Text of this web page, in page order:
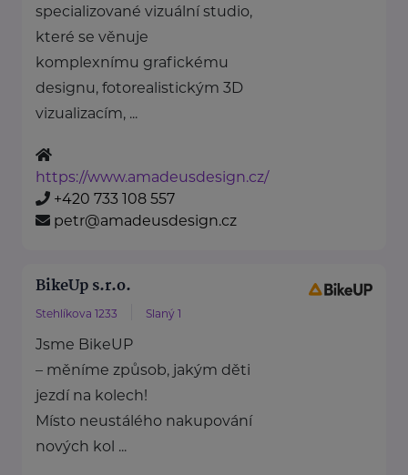
specializované vizuální studio,
které se věnuje
komplexnímu grafickému
designu, fotorealistickým 3D
vizualizacím, ...
https://www.amadeusdesign.cz/
+420 733 108 557
petr@amadeusdesign.cz
BikeUp s.r.o.
Stehlíkova 1233 Slaný 1
Jsme BikeUP
– měníme způsob, jakým děti
jezdí na kolech!
Místo neustálého nakupování
nových kol ...